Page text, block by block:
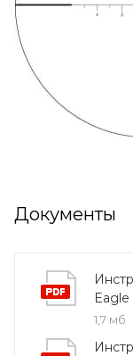
Документы
1,7 мб